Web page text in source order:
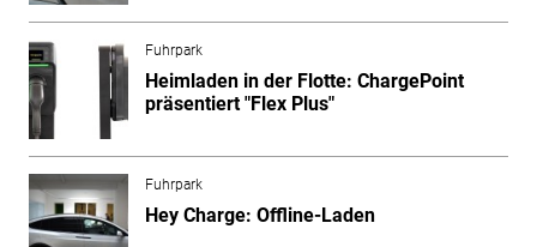
Fuhrpark
Heimladen in der Flotte: ChargePoint
präsentiert "Flex Plus"
Fuhrpark
Hey Charge: Offline-Laden